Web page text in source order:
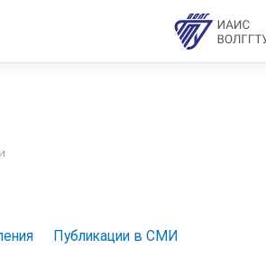
Публикации в СМИ